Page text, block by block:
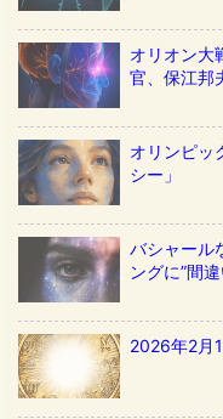
オリオン大
官、保江邦
オリンピッ
シー」
バシャール
ングに”間
2026年2月